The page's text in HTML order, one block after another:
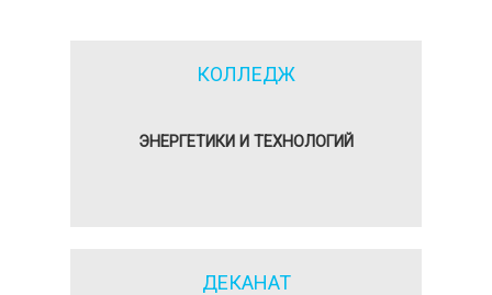
КОЛЛЕДЖ
ЭНЕРГЕТИКИ И ТЕХНОЛОГИЙ
ДЕКАНАТ